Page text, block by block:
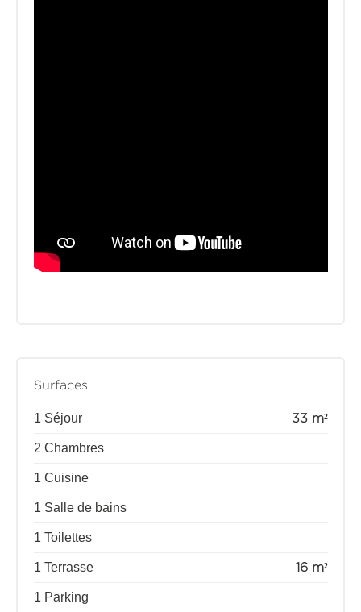
Surfaces
1 Séjour 33 m²
2 Chambres
1 Cuisine
1 Salle de bains
1 Toilettes
1 Terrasse 16 m²
1 Parking